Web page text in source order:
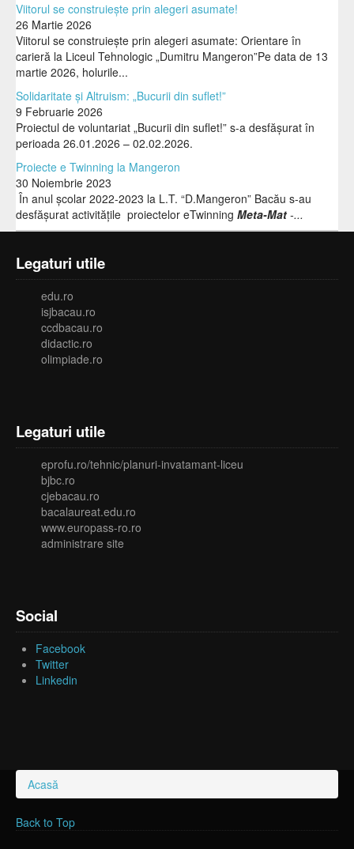
Viitorul se construiește prin alegeri asumate!
26 Martie 2026
Viitorul se construiește prin alegeri asumate: Orientare în
carieră la Liceul Tehnologic „Dumitru Mangeron”Pe data de 13
martie 2026, holurile...
Solidaritate și Altruism: „Bucurii din suflet!”
9 Februarie 2026
Proiectul de voluntariat „Bucurii din suflet!” s-a desfășurat în
perioada 26.01.2026 – 02.02.2026.
Proiecte e Twinning la Mangeron
30 Noiembrie 2023
În anul școlar 2022-2023 la L.T. “D.Mangeron” Bacău s-au
desfășurat activitățile proiectelor eTwinning Meta-Mat -...
Legaturi utile
edu.ro
isjbacau.ro
ccdbacau.ro
didactic.ro
olimpiade.ro
Legaturi utile
eprofu.ro/tehnic/planuri-invatamant-liceu
bjbc.ro
cjebacau.ro
bacalaureat.edu.ro
www.europass-ro.ro
administrare site
Social
Facebook
Twitter
Linkedin
Eşti aici
Acasă
Back to Top